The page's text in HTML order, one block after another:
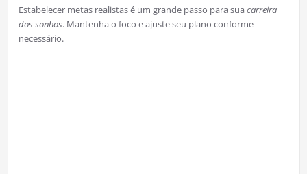
Estabelecer metas realistas é um grande passo para suacarreira
dos sonhos. Mantenha o foco e ajuste seu plano conforme
necessário.